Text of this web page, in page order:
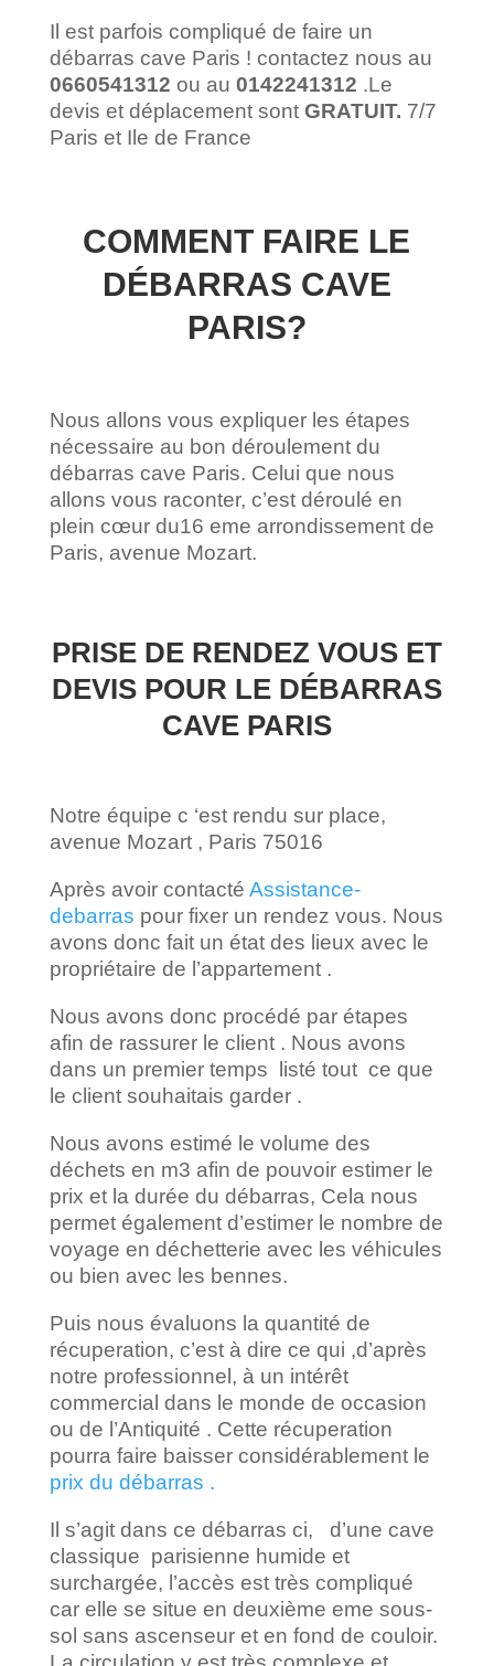
Il est parfois compliqué de faire un
débarras cave Paris ! contactez nous au
0660541312 ou au 0142241312 .Le
devis et déplacement sont GRATUIT. 7/7
Paris et Ile de France
COMMENT FAIRE LE
DÉBARRAS CAVE
PARIS?
Nous allons vous expliquer les étapes
nécessaire au bon déroulement du
débarras cave Paris. Celui que nous
allons vous raconter, c’est déroulé en
plein cœur du16 eme arrondissement de
Paris, avenue Mozart.
PRISE DE RENDEZ VOUS ET
DEVIS POUR LE DÉBARRAS
CAVE PARIS
Notre équipe c ‘est rendu sur place,
avenue Mozart , Paris 75016
Après avoir contacté Assistance-
debarras pour fixer un rendez vous. Nous
avons donc fait un état des lieux avec le
propriétaire de l’appartement .
Nous avons donc procédé par étapes
afin de rassurer le client . Nous avons
dans un premier temps listé tout ce que
le client souhaitais garder .
Nous avons estimé le volume des
déchets en m3 afin de pouvoir estimer le
prix et la durée du débarras, Cela nous
permet également d’estimer le nombre de
voyage en déchetterie avec les véhicules
ou bien avec les bennes.
Puis nous évaluons la quantité de
récuperation, c’est à dire ce qui ,d’après
notre professionnel, à un intérêt
commercial dans le monde de occasion
ou de l’Antiquité . Cette récuperation
pourra faire baisser considérablement le
prix du débarras .
Il s’agit dans ce débarras ci, d’une cave
classique parisienne humide et
surchargée, l’accès est très compliqué
car elle se situe en deuxième eme sous-
sol sans ascenseur et en fond de couloir.